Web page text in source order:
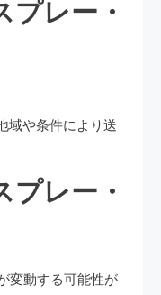
レー・
域や条件により送
レー・
変動する可能性が